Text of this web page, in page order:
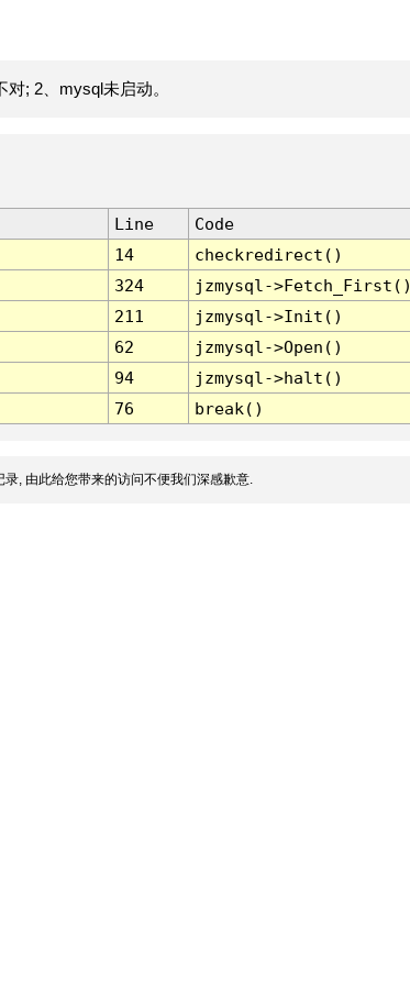
; 2、mysql未启动。
Line
Code
14
checkredirect()
324
jzmysql-
211
jzmysql->Init()
62
jzmysql->Open()
94
jzmysql->halt()
76 break()
, 由此给您带来的访问不便我们深感歉意.